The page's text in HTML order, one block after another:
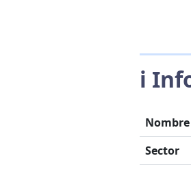
ℹ️
Nombre
Sector